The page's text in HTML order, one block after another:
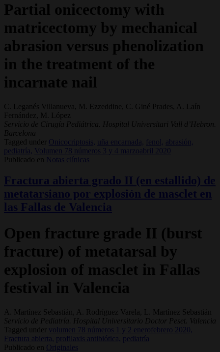
Partial onicectomy with
matricectomy by mechanical
abrasion versus phenolization
in the treatment of the
incarnate nail
C. Leganés Villanueva, M. Ezzeddine, C. Giné Prades, A. Laín
Fernández, M. López
Servicio de Cirugía Pediátrica. Hospital Universitari Vall d’Hebron.
Barcelona
Tagged under
Onicocriptosis, uña encarnada, fenol,
abrasión,
pediatría,
Volumen 78 números 3 y 4 marzoabril 2020
Publicado en
Notas clínicas
Fractura abierta grado II (en estallido) de
metatarsiano por explosión de masclet en
las Fallas de Valencia
Open fracture grade II (burst
fracture) of metatarsal by
explosion of masclet in Fallas
festival in Valencia
A. Martínez Sebastián, A. Rodríguez Varela, L. Martínez Sebastián
Servicio de Pediatría. Hospital Universitario Doctor Peset. Valencia
Tagged under
volumen 78 números 1 y 2 enerofebrero 2020,
Fractura abierta, profilaxis antibiótica, pediatría
Publicado en
Originales